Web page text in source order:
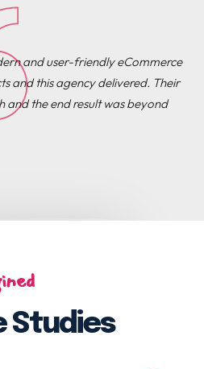
and user-friendly eCommerce
and this agency delivered. Their
and the end result was beyond
Studies